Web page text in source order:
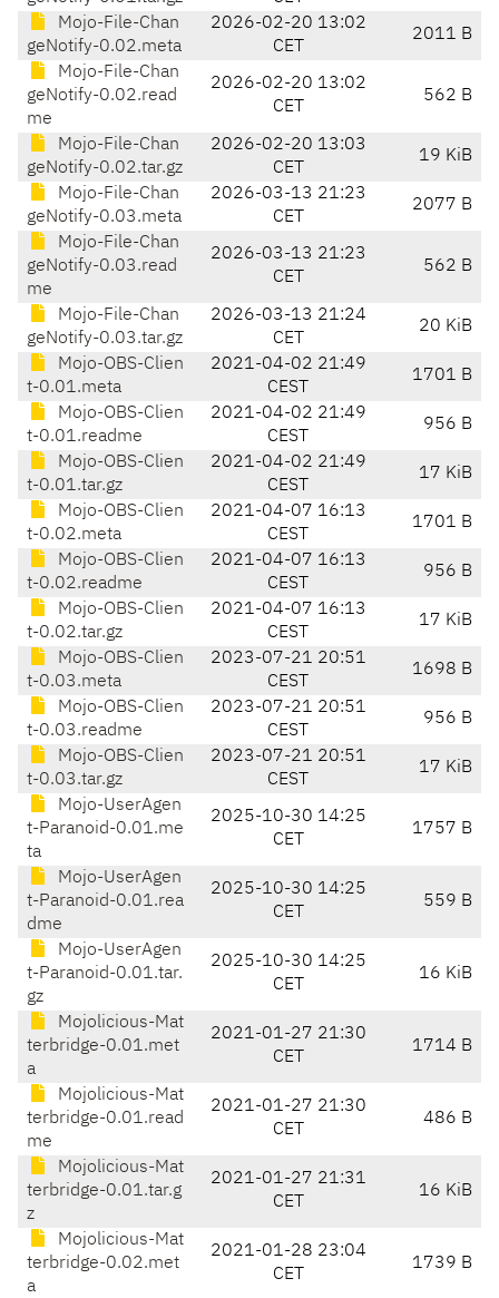
Mojo-File-Chan
geNotify-0.02.meta
2026-02-20 13:02
CET
2011 B
Mojo-File-Chan
geNotify-0.02.read
me
2026-02-20 13:02
CET
562 B
Mojo-File-Chan
geNotify-0.02.tar.gz
2026-02-20 13:03
CET
19 KiB
Mojo-File-Chan
geNotify-0.03.meta
2026-03-13 21:23
CET
2077 B
Mojo-File-Chan
geNotify-0.03.read
me
2026-03-13 21:23
CET
562 B
Mojo-File-Chan
geNotify-0.03.tar.gz
2026-03-13 21:24
CET
20 KiB
Mojo-OBS-Clien
t-0.01.meta
2021-04-02 21:49
CEST
1701 B
Mojo-OBS-Clien
t-0.01.readme
2021-04-02 21:49
CEST
956 B
Mojo-OBS-Clien
t-0.01.tar.gz
2021-04-02 21:49
CEST
17 KiB
Mojo-OBS-Clien
t-0.02.meta
2021-04-07 16:13
CEST
1701 B
Mojo-OBS-Clien
t-0.02.readme
2021-04-07 16:13
CEST
956 B
Mojo-OBS-Clien
t-0.02.tar.gz
2021-04-07 16:13
CEST
17 KiB
Mojo-OBS-Clien
t-0.03.meta
2023-07-21 20:51
CEST
1698 B
Mojo-OBS-Clien
t-0.03.readme
2023-07-21 20:51
CEST
956 B
Mojo-OBS-Clien
t-0.03.tar.gz
2023-07-21 20:51
CEST
17 KiB
Mojo-UserAgen
t-Paranoid-0.01.me
ta
2025-10-30 14:25
CET
1757 B
Mojo-UserAgen
t-Paranoid-0.01.rea
dme
2025-10-30 14:25
CET
559 B
Mojo-UserAgen
t-Paranoid-0.01.tar.
gz
2025-10-30 14:25
CET
16 KiB
Mojolicious-Mat
terbridge-0.01.met
a
2021-01-27 21:30
CET
1714 B
Mojolicious-Mat
terbridge-0.01.read
me
2021-01-27 21:30
CET
486 B
Mojolicious-Mat
terbridge-0.01.tar.g
z
2021-01-27 21:31
CET
16 KiB
Mojolicious-Mat
terbridge-0.02.met
a
2021-01-28 23:04
CET
1739 B